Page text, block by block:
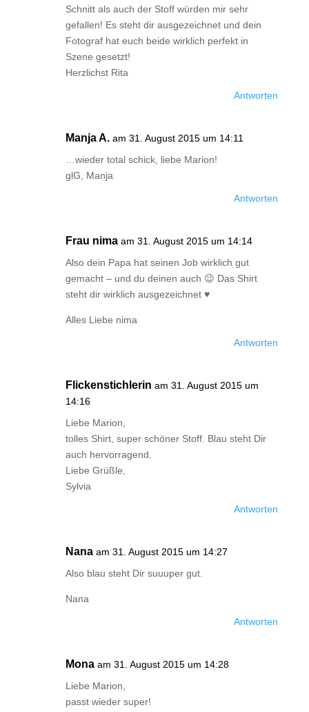
Schnitt als auch der Stoff würden mir sehr
gefallen! Es steht dir ausgezeichnet und dein
Fotograf hat euch beide wirklich perfekt in
Szene gesetzt!
Herzlichst Rita
Antworten
Manja A. am 31. August 2015 um 14:11
…wieder total schick, liebe Marion!
glG, Manja
Antworten
Frau nima am 31. August 2015 um 14:14
Also dein Papa hat seinen Job wirklich gut
gemacht – und du deinen auch 😉 Das Shirt
steht dir wirklich ausgezeichnet ♥
Alles Liebe nima
Antworten
Flickenstichlerin am 31. August 2015 um
14:16
Liebe Marion,
tolles Shirt, super schöner Stoff. Blau steht Dir
auch hervorragend.
Liebe Grüßle,
Sylvia
Antworten
Nana am 31. August 2015 um 14:27
Also blau steht Dir suuuper gut.
Nana
Antworten
Mona am 31. August 2015 um 14:28
Liebe Marion,
passt wieder super!